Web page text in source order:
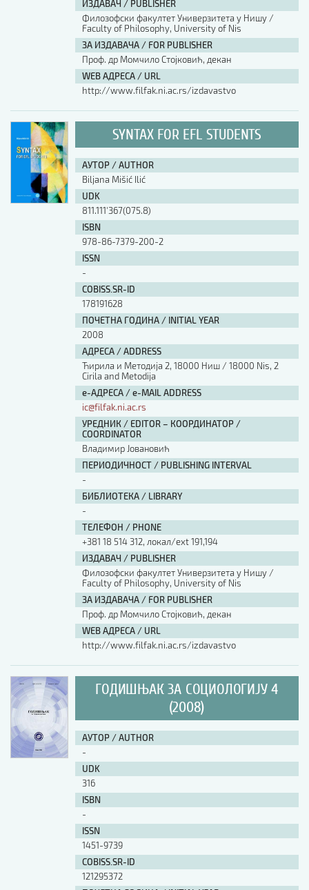
ИЗДАВАЧ / PUBLISHER
Филозофски факултет Универзитета у Нишу /
Faculty of Philosophy, University of Nis
ЗА ИЗДАВАЧА / FOR PUBLISHER
Проф. др Момчило Стојковић, декан
WEB АДРЕСА / URL
http://www.filfak.ni.ac.rs/izdavastvo
SYNTAX FOR EFL STUDENTS
АУТОР / AUTHOR
Biljana Mišić Ilić
UDK
811.111'367(075.8)
ISBN
978-86-7379-200-2
ISSN
-
COBISS.SR-ID
178191628
ПОЧЕТНА ГОДИНА / INITIAL YEAR
2008
АДРЕСА / ADDRESS
Ћирила и Методија 2, 18000 Ниш / 18000 Nis, 2
Cirila and Metodija
е-АДРЕСА / e-MAIL ADDRESS
ic@filfak.ni.ac.rs
УРЕДНИК / EDITOR – КООРДИНАТОР /
COORDINATOR
Владимир Јовановић
ПЕРИОДИЧНОСТ / PUBLISHING INTERVAL
-
БИБЛИОТЕКА / LIBRARY
-
ТЕЛЕФОН / PHONE
+381 18 514 312, локал/ext 191,194
ИЗДАВАЧ / PUBLISHER
Филозофски факултет Универзитета у Нишу /
Faculty of Philosophy, University of Nis
ЗА ИЗДАВАЧА / FOR PUBLISHER
Проф. др Момчило Стојковић, декан
WEB АДРЕСА / URL
http://www.filfak.ni.ac.rs/izdavastvo
ГОДИШЊАК ЗА СОЦИОЛОГИЈУ 4
(2008)
АУТОР / AUTHOR
-
UDK
316
ISBN
-
ISSN
1451-9739
COBISS.SR-ID
121295372